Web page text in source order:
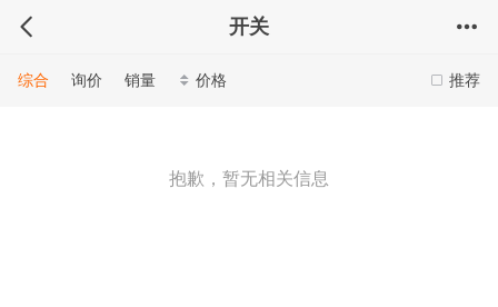
开关
推荐
综合 询价 销量 价格
抱歉，暂无相关信息